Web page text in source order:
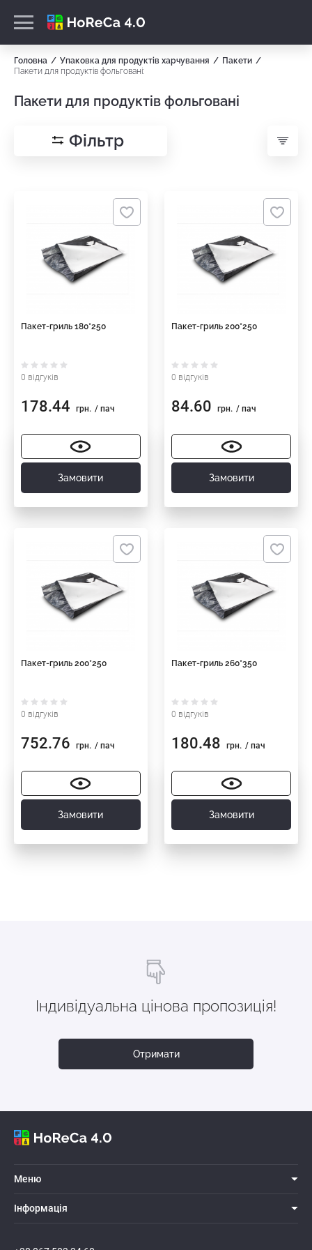
Головна Упаковка для продуктів харчування
Пакети
Пакети для продуктів фольговані:
Пакети для продуктів фольговані
Фільтр
Пакет-гриль 180*250
0 відгуків
178.44 грн. / пач
Замовити
Пакет-гриль 200*250
0 відгуків
84.60 грн. / пач
Замовити
Пакет-гриль 200*250
0 відгуків
752.76 грн. / пач
Замовити
Пакет-гриль 260*350
0 відгуків
180.48 грн. / пач
Замовити
Індивідуальна цінова пропозиція!
Отримати
Меню
Iнформацiя